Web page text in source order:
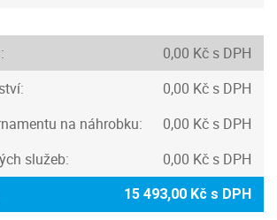
0,00 Kč s DPH
0,00 Kč s DPH
na náhrobku:
0,00 Kč s DPH
služeb:
0,00 Kč s DPH
15 493,00 Kč s DPH